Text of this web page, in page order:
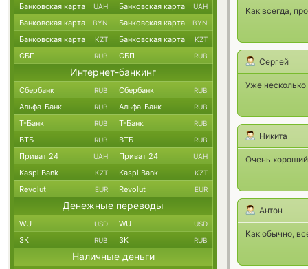
Как всегда,
Сергей
Уже
Никита
Очень
Антон
Как обычно,
Банковская карта UAH Банковская карта UAH
Банковская карта BYN Банковская карта BYN
Банковская карта KZT Банковская карта KZT
СБП RUB СБП RUB
Интернет-банкинг
Сбербанк RUB Сбербанк RUB
Альфа-Банк RUB Альфа-Банк RUB
Т-Банк RUB Т-Банк RUB
ВТБ RUB ВТБ RUB
Приват 24 UAH Приват 24 UAH
Kaspi Bank KZT Kaspi Bank KZT
Revolut EUR Revolut EUR
Денежные переводы
WU USD WU USD
ЗК RUB ЗК RUB
Наличные деньги